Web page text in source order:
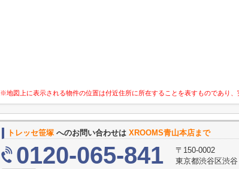
※地図上に表示される物件の位置は付近住所に所在することを表すものであり、
トレッセ笹塚 へのお問い合わせは XROOMS青山本店まで
0120-065-841
〒150-0002
東京都渋谷区渋